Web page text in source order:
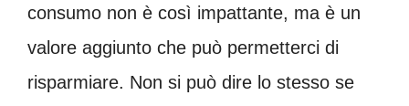
consumo non è così impattante, ma è un
valore aggiunto che può permetterci di
risparmiare. Non si può dire lo stesso se